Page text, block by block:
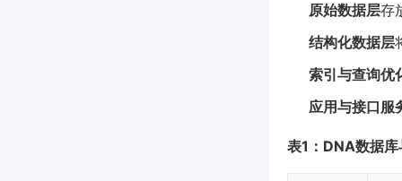
原始数据层存
结构化数据层
索引与查询优
应用与接口服
表1：DNA数据